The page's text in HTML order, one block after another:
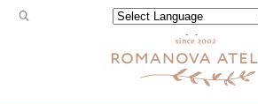
Запрос
Powered by